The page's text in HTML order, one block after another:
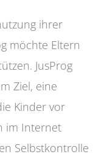
ihrer
möchte Eltern
JusProg
Ziel, eine
Kinder vor
im Internet
Selbstkontrolle